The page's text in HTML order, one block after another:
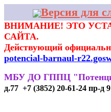
Версия для
ВНИМАНИЕ! ЭТО
САЙТА.
Действующий
potencial-barnaul-
МБУ ДО ГППЦ
д.77 +7 (3852) 20-61-24 пр-д